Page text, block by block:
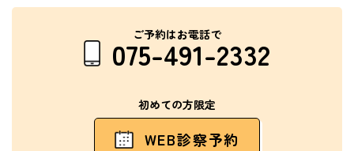
ご予約はお電話で
075-491-2332
初めての方限定
WEB診察予約